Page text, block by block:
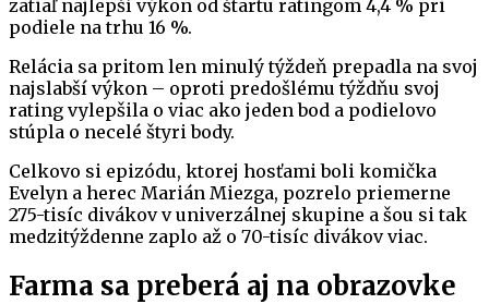
zatiaľ najlepší výkon od štartu ratingom 4,4 % pri
podiele na trhu 16 %.
Relácia sa pritom len minulý týždeň prepadla na svoj
najslabší výkon – oproti predošlému týždňu svoj
rating vylepšila o viac ako jeden bod a podielovo
stúpla o necelé štyri body.
Celkovo si epizódu, ktorej hosťami boli komička
Evelyn a herec Marián Miezga, pozrelo priemerne
275-tisíc divákov v univerzálnej skupine a šou si tak
medzitýždenne zaplo až o 70-tisíc divákov viac.
Farma sa preberá aj na obrazovke